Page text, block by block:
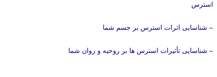
استرس
– شناسایی اثرات استرس بر جسم شما
– شناسایی تأثیرات استرس ها بر روحیه و روان شما